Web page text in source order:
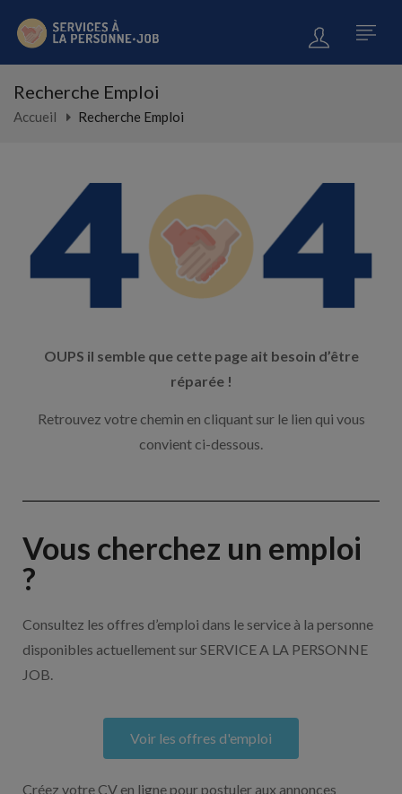
Recherche Emploi
Accueil Recherche Emploi
OUPS il semble que cette page ait besoin d’être
réparée !
Retrouvez votre chemin en cliquant sur le lien qui vous
convient ci-dessous.
Vous cherchez un emploi
?
Consultez les offres d’emploi dans le service à la personne
disponibles actuellement sur SERVICE A LA PERSONNE
JOB.
Voir les offres d'emploi
Créez votre CV en ligne pour postuler aux annonces